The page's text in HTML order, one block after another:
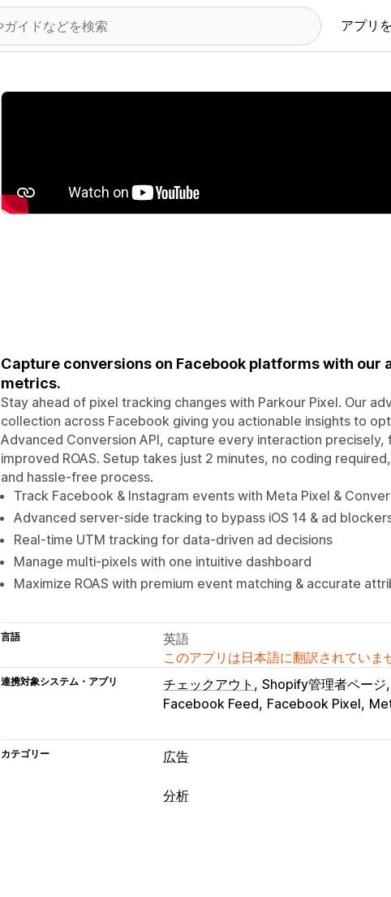
アプリ
特集の画像ギャラリー
Capture conversions on Facebook platforms with our
metrics.
Stay ahead of pixel tracking changes with Parkour Pixel. Our
collection across Facebook giving you actionable insights to
Advanced Conversion API, capture every interaction
improved ROAS. Setup takes just 2 minutes, no coding
and hassle-free process.
Track Facebook & Instagram events with Meta Pixel &
Advanced server-side tracking to bypass iOS 14 & ad
Real-time UTM tracking for data-driven ad decisions
Manage multi-pixels with one intuitive dashboard
Maximize ROAS with premium event matching & accurate
言語
英語
このアプリは日本語に翻訳されていま
連携対象システム・アプリ チェックアウト Shopify管理者ページ
Facebook Feed Facebook Pixel
カテゴリー 広告
ターゲティング
分析